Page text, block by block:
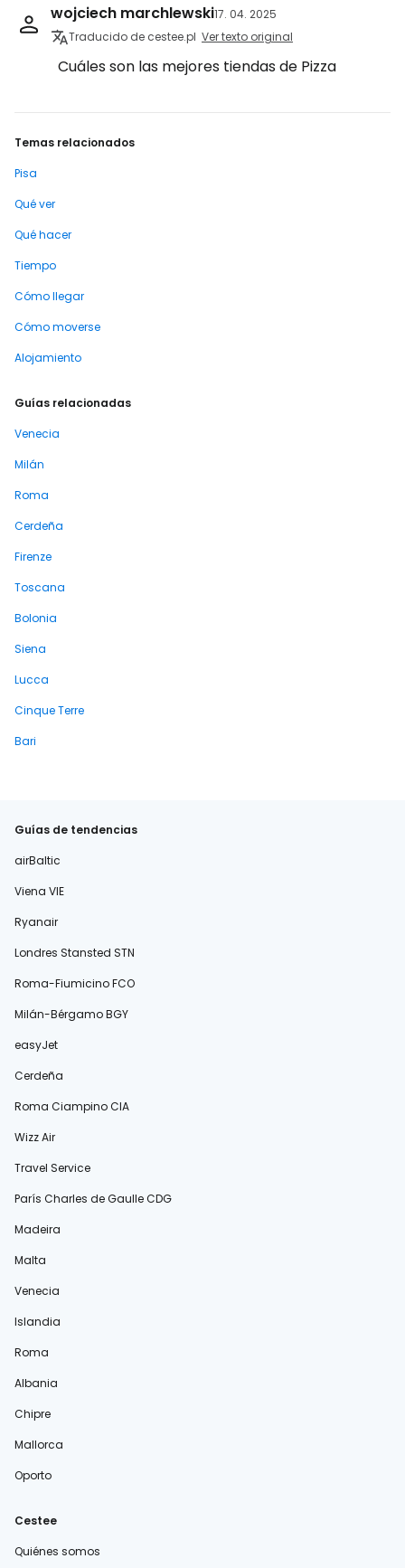
wojciech marchlewski17. 04. 2025
Traducido de cestee.pl Ver texto original
Cuáles son las mejores tiendas de Pizza
Temas relacionados
Pisa
Qué ver
Qué hacer
Tiempo
Cómo llegar
Cómo moverse
Alojamiento
Guías relacionadas
Venecia
Milán
Roma
Cerdeña
Firenze
Toscana
Bolonia
Siena
Lucca
Cinque Terre
Bari
Guías de tendencias
airBaltic
Viena VIE
Ryanair
Londres Stansted STN
Roma-Fiumicino FCO
Milán-Bérgamo BGY
easyJet
Cerdeña
Roma Ciampino CIA
Wizz Air
Travel Service
París Charles de Gaulle CDG
Madeira
Malta
Venecia
Islandia
Roma
Albania
Chipre
Mallorca
Oporto
Cestee
Quiénes somos